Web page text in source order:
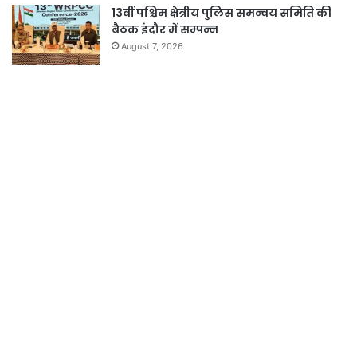
13वीं पश्चिम क्षेत्रीय पुलिस समन्वय समिति की
बैठक इंदौर में सम्पन्न
August 7, 2026